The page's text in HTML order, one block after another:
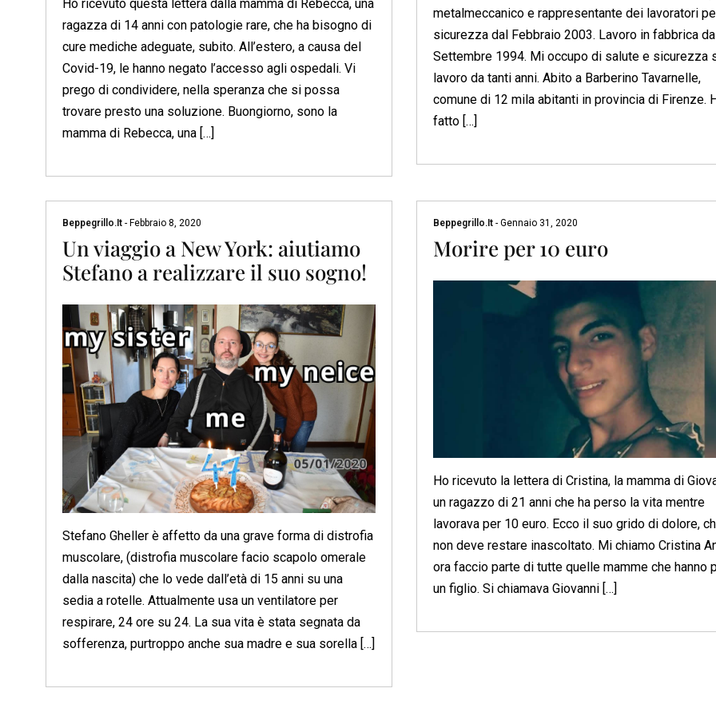
Ho ricevuto questa lettera dalla mamma di Rebecca, una
ragazza di 14 anni con patologie rare, che ha bisogno di
cure mediche adeguate, subito. All’estero, a causa del
Covid-19, le hanno negato l’accesso agli ospedali. Vi
prego di condividere, nella speranza che si possa
trovare presto una soluzione. Buongiorno, sono la
mamma di Rebecca, una […]
metalmeccanico e rappresentante dei lavoratori
sicurezza dal Febbraio 2003. Lavoro in fabbrica
Settembre 1994. Mi occupo di salute e sicurezza
lavoro da tanti anni. Abito a Barberino Tavarnelle,
comune di 12 mila abitanti in provincia di Firenze.
fatto […]
Beppegrillo.it - Febbraio 8, 2020
Un viaggio a New York: aiutiamo
Stefano a realizzare il suo sogno!
Stefano Gheller è affetto da una grave forma di distrofia
muscolare, (distrofia muscolare facio scapolo omerale
dalla nascita) che lo vede dall’età di 15 anni su una
sedia a rotelle. Attualmente usa un ventilatore per
respirare, 24 ore su 24. La sua vita è stata segnata da
sofferenza, purtroppo anche sua madre e sua sorella […]
Beppegrillo.it -Gennaio 31, 2020
Morire per 10 euro
Ho ricevuto la lettera di Cristina, la mamma di
un ragazzo di 21 anni che ha perso la vita mentre
lavorava per 10 euro. Ecco il suo grido di dolore,
non deve restare inascoltato. Mi chiamo Cristina
ora faccio parte di tutte quelle mamme che hanno
un figlio. Si chiamava Giovanni […]